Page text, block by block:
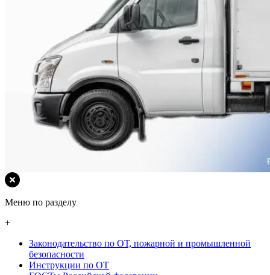
Меню по разделу
+
Законодательство по ОТ, пожарной и промышленной
безопасности
Инструкции по ОТ